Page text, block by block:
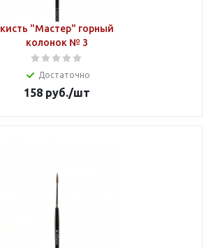
кисть "Мастер" горный
колонок № 3
Достаточно
158 руб./шт